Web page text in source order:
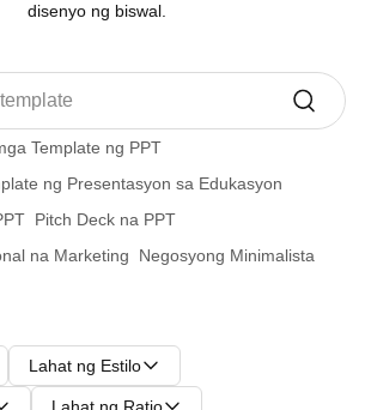
disenyo ng biswal.
Template ng PPT
ng Presentasyon sa Edukasyon
Pitch Deck na PPT
na Marketing
Negosyong Minimalista
Lahat ng Estilo